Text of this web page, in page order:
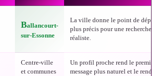
Ballancourt-
sur-Essonne
La ville donne le point de
plus précis pour une
réaliste.
Centre-ville
et communes
Un profil proche rend le
message plus naturel et le